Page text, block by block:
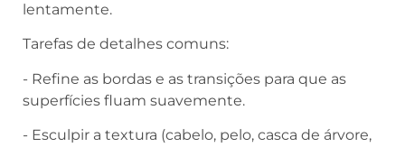
lentamente.
Tarefas de detalhes comuns:
- Refine as bordas e as transições para que as
superfícies fluam suavemente.
- Esculpir a textura (cabelo, pelo, casca de árvore,